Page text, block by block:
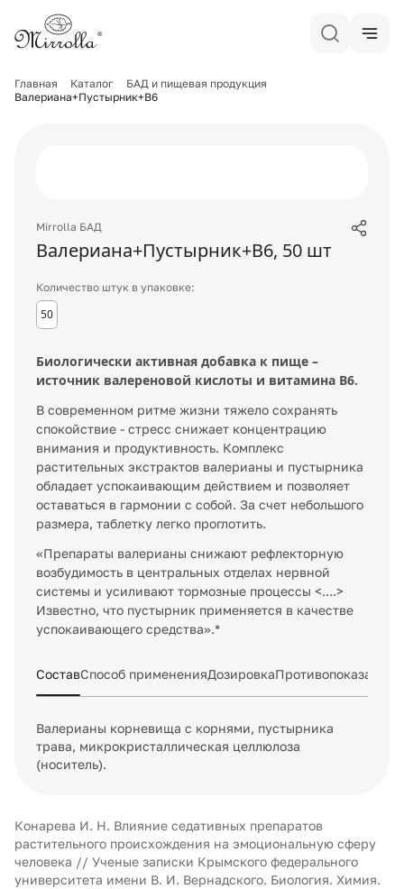
Главная Каталог
БАД и пищевая продукция
Валериана+Пустырник+B6
Mirrolla БАД
Валериана+Пустырник+B6, 50 шт
Количество штук в упаковке:
50
Биологически активная добавка к пище –
источник валереновой кислоты и витамина B6.
В современном ритме жизни тяжело сохранять
спокойствие - стресс снижает концентрацию
внимания и продуктивность. Комплекс
растительных экстрактов валерианы и пустырника
обладает успокаивающим действием и позволяет
оставаться в гармонии с собой. За счет небольшого
размера, таблетку легко проглотить.
«Препараты валерианы снижают рефлекторную
возбудимость в центральных отделах нервной
системы и усиливают тормозные процессы <....>
Известно, что пустырник применяется в качестве
успокаивающего средства».*
СоставСпособ примененияДозировкаПротивопоказания
Валерианы корневища с корнями, пустырника
трава, микрокристаллическая целлюлоза
(носитель).
Конарева И. Н. Влияние седативных препаратов
растительного происхождения на эмоциональную сферу
человека // Ученые записки Крымского федерального
университета имени В. И. Вернадского. Биология. Химия.